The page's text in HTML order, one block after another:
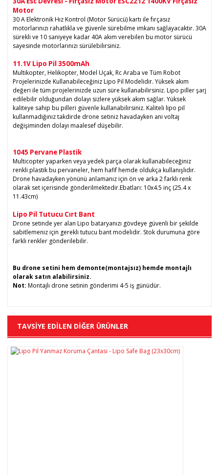
Motor
30 A Elektronik Hız Kontrol (Motor Sürücü) kartı ile fırçasız
motorlarınızı rahatlıkla ve güvenle sürebilme imkanı sağlayacaktır. 30A
sürekli ve 10 saniyeye kadar 40A akım verebilen bu motor sürücü
sayesinde motorlarınızı sürülebilirsiniz.
11.1V Lipo Pil 3500mAh
Multikopter, Helikopter, Model Uçak, Rc Araba ve Tüm Robot
Projelerinizde Kullanabileceğiniz Lipo Pil Modelidir. Yüksek akım
değeri ile tüm projelerinizde uzun süre kullanabilirsiniz. Lipo piller şarj
edilebilir olduğundan dolayı sizlere yüksek akım sağlar. Yüksek
kaliteye sahip bu pilleri güvenle kullanabilirsiniz. Kaliteli lipo pil
kullanmadığınız takdirde drone setiniz havadayken ani voltaj
değişiminden dolayı maalesef düşebilir.
1045 Pervane Plastik
Multicopter yaparken veya yedek parça olarak kullanabileceğiniz
renkli plastik bu pervaneler, hem hafif hemde oldukça kullanışlıdır.
Drone havadayken yönünü anlamanız için ön ve arka 2 farklı renk
olarak set içerisinde gönderilmektedir.Ebatları: 10x4.5 inç (25.4 x
11.43cm)
Lipo Pil Tutucu Cırt Bant
Drone setinde yer alan Lipo bataryanızı gövdeye güvenli bir şekilde
sabitlemeniz için gerekli tutucu bant modelidir. Stok durumuna göre
farklı renkler gönderilebilir.
Bu drone setini hem demonte(montajsız) hemde montajlı
olarak satın alabilirsiniz.
Not: Montajlı drone setinin gönderimi 4-5 iş günüdür.
konularda yetersiz gördüğünüz noktaları öneri formunu
kullanarak tarafımıza iletebilirsiniz.
Görüş ve önerileriniz için teşekkür ederiz.
TAVSİYE EDİLEN DİĞER ÜRÜNLER